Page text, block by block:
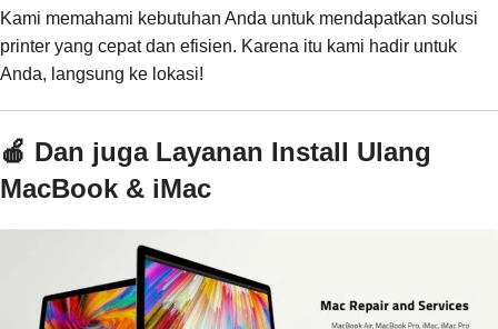
Kami memahami kebutuhan Anda untuk mendapatkan solusi
printer yang cepat dan efisien. Karena itu kami hadir untuk
Anda, langsung ke lokasi!
🍎 Dan juga Layanan Install Ulang
MacBook & iMac